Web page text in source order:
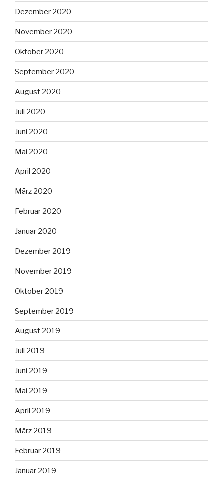
Dezember 2020
November 2020
Oktober 2020
September 2020
August 2020
Juli 2020
Juni 2020
Mai 2020
April 2020
März 2020
Februar 2020
Januar 2020
Dezember 2019
November 2019
Oktober 2019
September 2019
August 2019
Juli 2019
Juni 2019
Mai 2019
April 2019
März 2019
Februar 2019
Januar 2019